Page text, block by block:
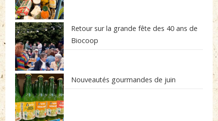
Retour sur la grande fête des 40 ans de
Biocoop
Nouveautés gourmandes de juin